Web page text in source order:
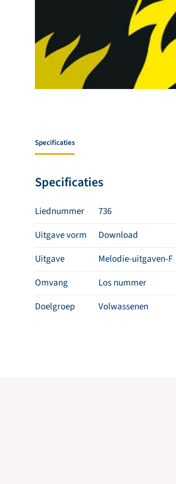
Specificaties
Specificaties
Liednummer
736
Uitgave vorm
Download
Uitgave
Melodie-uitgaven-F
Omvang
Los nummer
Doelgroep
Volwassenen